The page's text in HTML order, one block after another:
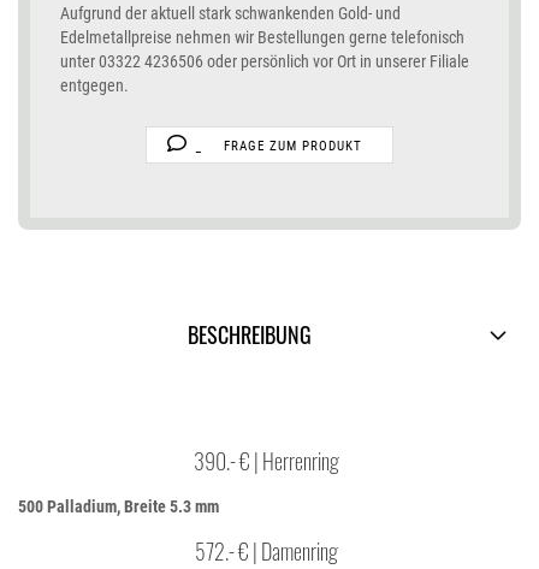
Aufgrund der aktuell stark schwankenden Gold- und
Edelmetallpreise nehmen wir Bestellungen gerne telefonisch
unter 03322 4236506 oder persönlich vor Ort in unserer Filiale
entgegen.
FRAGE ZUM PRODUKT
BESCHREIBUNG
390.- € | Herrenring
500 Palladium, Breite 5.3 mm
572.- € | Damenring